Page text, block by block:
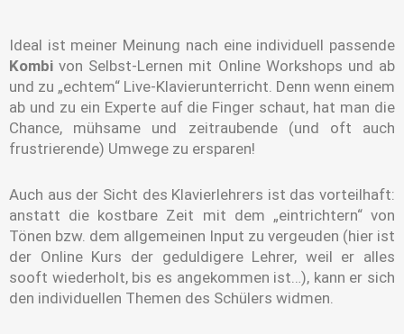
Ideal ist meiner Meinung nach eine individuell passende
Kombi von Selbst-Lernen mit Online Workshops und ab
und zu „echtem“ Live-Klavierunterricht. Denn wenn einem
ab und zu ein Experte auf die Finger schaut, hat man die
Chance, mühsame und zeitraubende (und oft auch
frustrierende) Umwege zu ersparen!
Auch aus der Sicht des Klavierlehrers ist das vorteilhaft:
anstatt die kostbare Zeit mit dem „eintrichtern“ von
Tönen bzw. dem allgemeinen Input zu vergeuden (hier ist
der Online Kurs der geduldigere Lehrer, weil er alles
sooft wiederholt, bis es angekommen ist…), kann er sich
den individuellen Themen des Schülers widmen.